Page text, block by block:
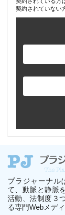
契約されていない
プラジャーナル
て、動脈と静脈
活動、法制度３
る専門Webメディ